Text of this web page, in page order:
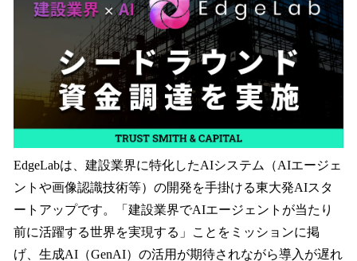
EdgeLabは、建設業界に特化したAIシステム（AIエージェ
ントや画像認識技術等）の開発を手掛ける東大発AIスタ
ートアップです。「建設業界でAIエージェントが当たり
前に活躍する世界を実現する」ことをミッションに掲
げ、生成AI（GenAI）の活用が期待されながら導入が遅れ